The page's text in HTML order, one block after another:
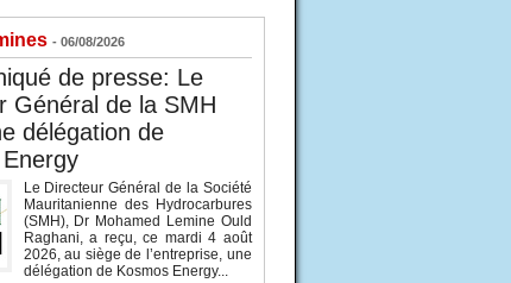
- 06/08/2026
de presse: Le
Général de la SMH
délégation de
Le Directeur Général de la Société
Mauritanienne des Hydrocarbures
(SMH), Dr Mohamed Lemine Ould
Raghani, a reçu, ce mardi 4 août
2026, au siège de l’entreprise, une
délégation de Kosmos Energy...